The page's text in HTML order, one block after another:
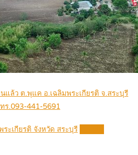
แล้ว ต.พุแค อ.เฉลิมพระเกียรติ จ.สระบุรี
ร.093-441-5691
ะเกียรติ จังหวัด สระบุรี